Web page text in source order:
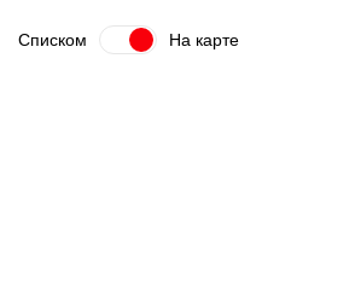
Списком На карте